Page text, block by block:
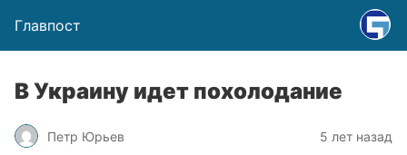
Главпост
В Украину идет похолодание
Петр Юрьев 5 лет назад